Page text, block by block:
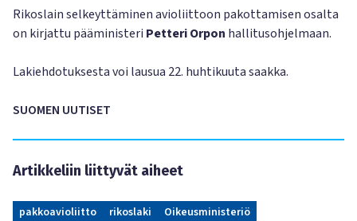
Rikoslain selkeyttäminen avioliittoon pakottamisen osalta
on kirjattu pääministeri Petteri Orpon hallitusohjelmaan.
Lakiehdotuksesta voi lausua 22. huhtikuuta saakka.
SUOMEN UUTISET
Artikkeliin liittyvät aiheet
pakkoavioliitto rikoslaki
Oikeusministeriö